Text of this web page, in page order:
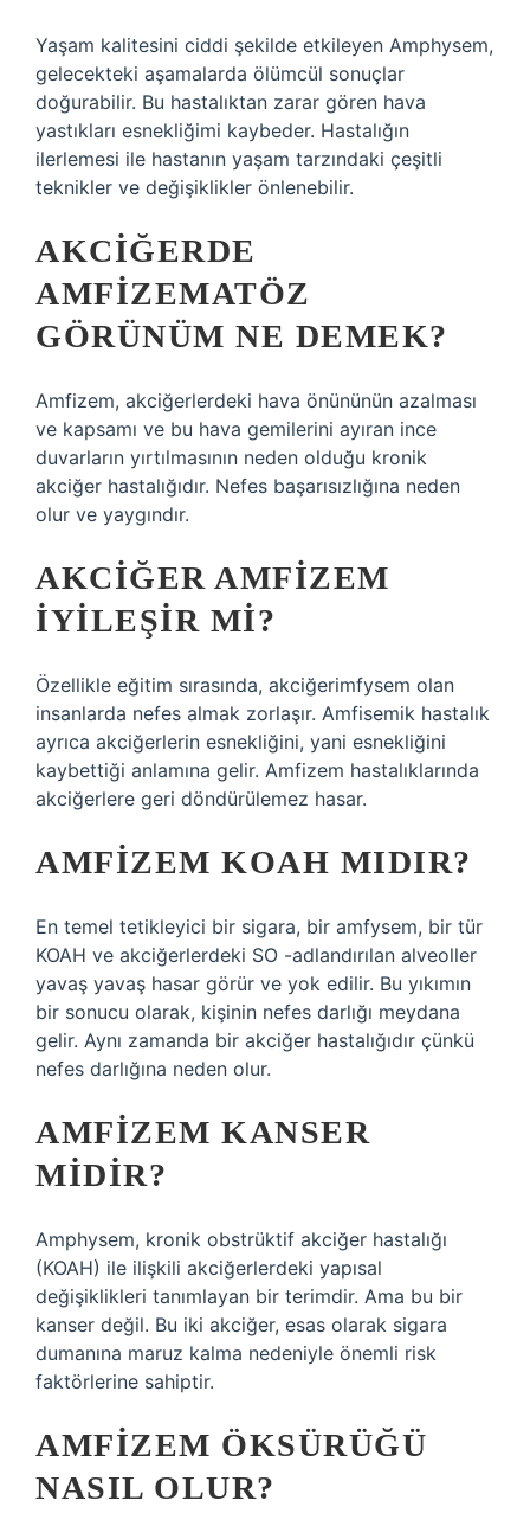
Yaşam kalitesini ciddi şekilde etkileyen Amphysem,
gelecekteki aşamalarda ölümcül sonuçlar
doğurabilir. Bu hastalıktan zarar gören hava
yastıkları esnekliğimi kaybeder. Hastalığın
ilerlemesi ile hastanın yaşam tarzındaki çeşitli
teknikler ve değişiklikler önlenebilir.
AKCIĞERDE
AMFIZEMATÖZ
GÖRÜNÜM NE DEMEK?
Amfizem, akciğerlerdeki hava önününün azalması
ve kapsamı ve bu hava gemilerini ayıran ince
duvarların yırtılmasının neden olduğu kronik
akciğer hastalığıdır. Nefes başarısızlığına neden
olur ve yaygındır.
AKCIĞER AMFIZEM
IYILEŞIR MI?
Özellikle eğitim sırasında, akciğerimfysem olan
insanlarda nefes almak zorlaşır. Amfisemik hastalık
ayrıca akciğerlerin esnekliğini, yani esnekliğini
kaybettiği anlamına gelir. Amfizem hastalıklarında
akciğerlere geri döndürülemez hasar.
AMFIZEM KOAH MIDIR?
En temel tetikleyici bir sigara, bir amfysem, bir tür
KOAH ve akciğerlerdeki SO -adlandırılan alveoller
yavaş yavaş hasar görür ve yok edilir. Bu yıkımın
bir sonucu olarak, kişinin nefes darlığı meydana
gelir. Aynı zamanda bir akciğer hastalığıdır çünkü
nefes darlığına neden olur.
AMFIZEM KANSER
MIDIR?
Amphysem, kronik obstrüktif akciğer hastalığı
(KOAH) ile ilişkili akciğerlerdeki yapısal
değişiklikleri tanımlayan bir terimdir. Ama bu bir
kanser değil. Bu iki akciğer, esas olarak sigara
dumanına maruz kalma nedeniyle önemli risk
faktörlerine sahiptir.
AMFIZEM ÖKSÜRÜĞÜ
NASIL OLUR?